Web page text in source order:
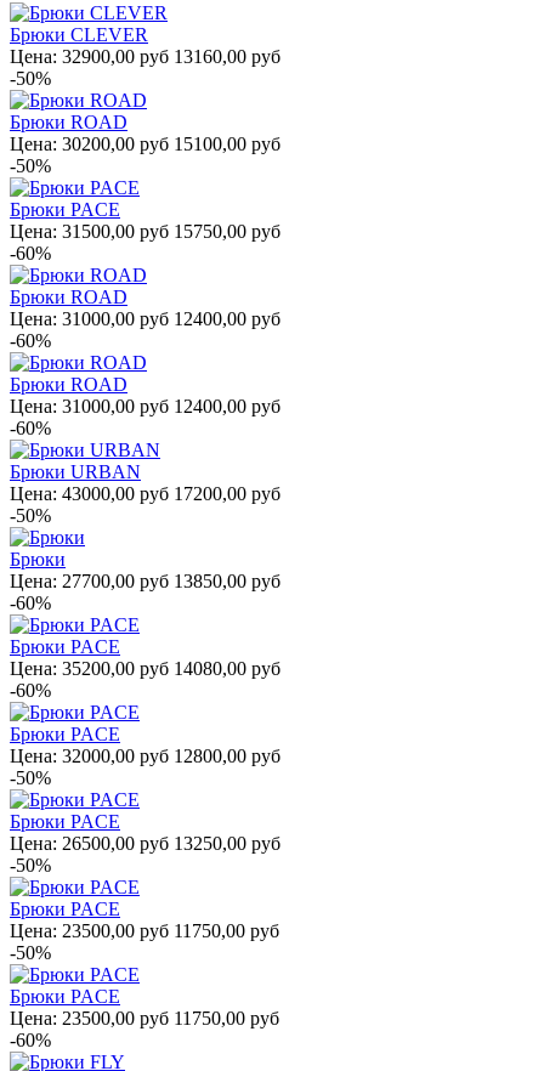
Брюки CLEVER
Цена: 32900,00 руб 13160,00 руб
-50%
Брюки ROAD
Цена: 30200,00 руб 15100,00 руб
-50%
Брюки PACE
Цена: 31500,00 руб 15750,00 руб
-60%
Брюки ROAD
Цена: 31000,00 руб 12400,00 руб
-60%
Брюки ROAD
Цена: 31000,00 руб 12400,00 руб
-60%
Брюки URBAN
Цена: 43000,00 руб 17200,00 руб
-50%
Брюки
Цена: 27700,00 руб 13850,00 руб
-60%
Брюки PACE
Цена: 35200,00 руб 14080,00 руб
-60%
Брюки PACE
Цена: 32000,00 руб 12800,00 руб
-50%
Брюки PACE
Цена: 26500,00 руб 13250,00 руб
-50%
Брюки PACE
Цена: 23500,00 руб 11750,00 руб
-50%
Брюки PACE
Цена: 23500,00 руб 11750,00 руб
-60%